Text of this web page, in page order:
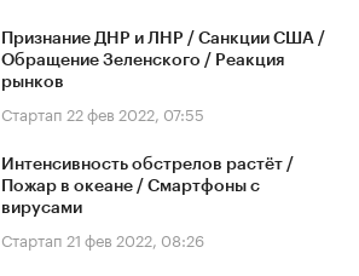
Признание ДНР и ЛНР / Санкции США /
Обращение Зеленского / Реакция
рынков
Стартап 22 фев 2022, 07:55
Интенсивность обстрелов растёт /
Пожар в океане / Смартфоны с
вирусами
Стартап 21 фев 2022, 08:26